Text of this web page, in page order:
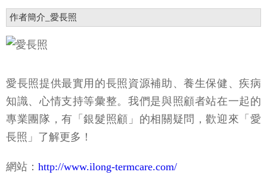
作者簡介_愛長照
愛長照提供最實用的長照資源補助、養生保健、疾病
知識、心情支持等彙整。我們是與照顧者站在一起的
專業團隊，有「銀髮照顧」的相關疑問，歡迎來「愛
長照」了解更多！
網站： http://www.ilong-termcare.com/